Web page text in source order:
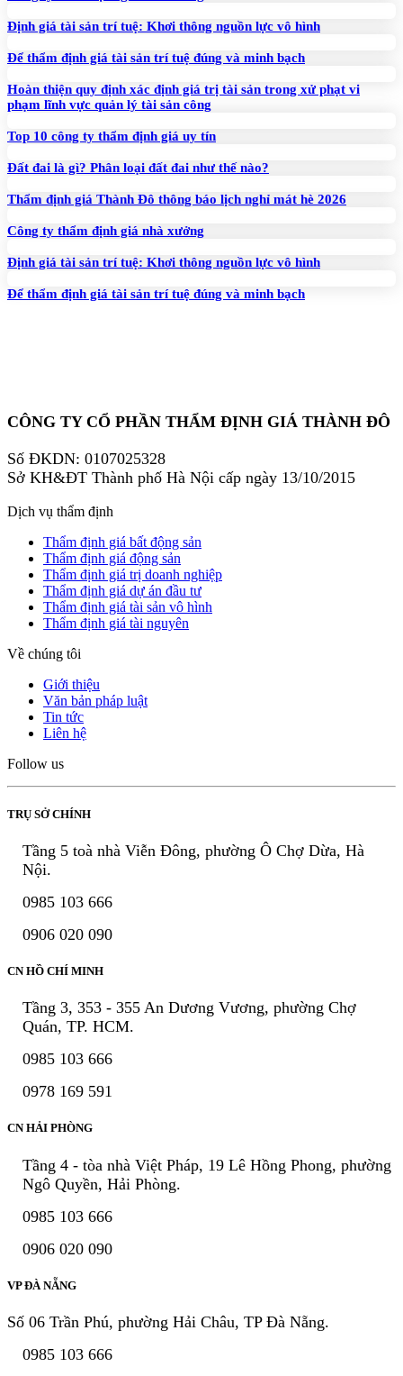
Định giá tài sản trí tuệ: Khơi thông nguồn lực vô hình
Để thẩm định giá tài sản trí tuệ đúng và minh bạch
Hoàn thiện quy định xác định giá trị tài sản trong xử phạt vi
phạm lĩnh vực quản lý tài sản công
Top 10 công ty thẩm định giá uy tín
Đất đai là gì? Phân loại đất đai như thế nào?
Thẩm định giá Thành Đô thông báo lịch nghỉ mát hè 2026
Công ty thẩm định giá nhà xưởng
Định giá tài sản trí tuệ: Khơi thông nguồn lực vô hình
Để thẩm định giá tài sản trí tuệ đúng và minh bạch
CÔNG TY CỔ PHẦN THẨM ĐỊNH GIÁ THÀNH ĐÔ
Số ĐKDN: 0107025328
Sở KH&ĐT Thành phố Hà Nội cấp ngày 13/10/2015
Dịch vụ thẩm định
Thẩm định giá bất động sản
Thẩm định giá động sản
Thẩm định giá trị doanh nghiệp
Thẩm định giá dự án đầu tư
Thẩm định giá tài sản vô hình
Thẩm định giá tài nguyên
Về chúng tôi
Giới thiệu
Văn bản pháp luật
Tin tức
Liên hệ
Follow us
TRỤ SỞ CHÍNH
Tầng 5 toà nhà Viễn Đông, phường Ô Chợ Dừa, Hà
Nội.
0985 103 666
0906 020 090
CN HỒ CHÍ MINH
Tầng 3, 353 - 355 An Dương Vương, phường Chợ
Quán, TP. HCM.
0985 103 666
0978 169 591
CN HẢI PHÒNG
Tầng 4 - tòa nhà Việt Pháp, 19 Lê Hồng Phong, phường
Ngô Quyền, Hải Phòng.
0985 103 666
0906 020 090
VP ĐÀ NẴNG
Số 06 Trần Phú, phường Hải Châu, TP Đà Nẵng.
0985 103 666